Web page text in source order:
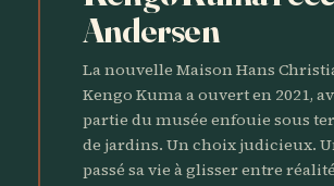
Andersen
La nouvelle Maison Hans
Kengo Kuma a ouvert en 2021,
partie du musée enfouie sous
de jardins. Un choix judicieux.
passé sa vie à glisser entre